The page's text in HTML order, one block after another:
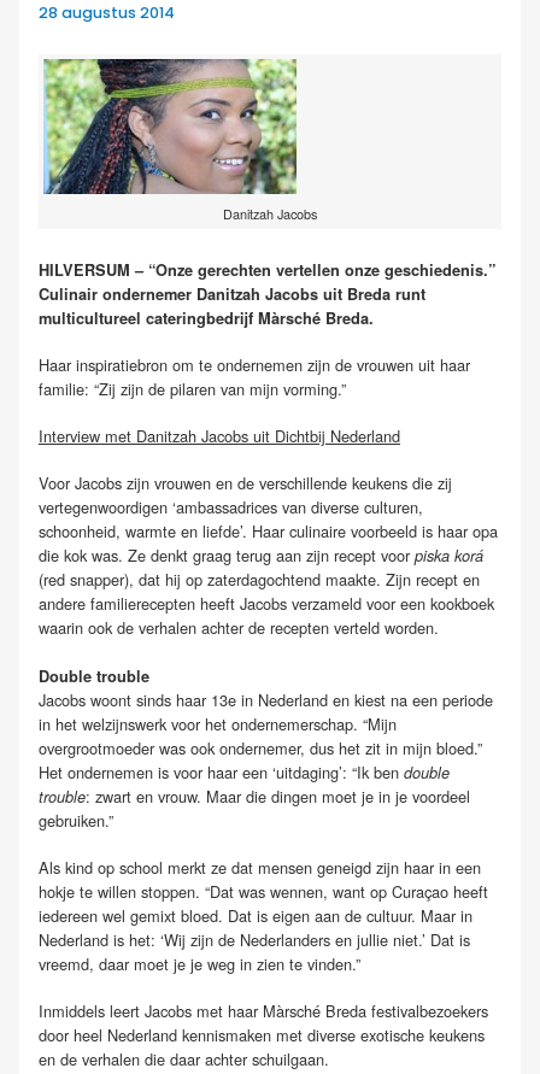
28 augustus 2014
Danitzah Jacobs
HILVERSUM – “Onze gerechten vertellen onze geschiedenis.”
Culinair ondernemer Danitzah Jacobs uit Breda runt
multicultureel cateringbedrijf Màrsché Breda.
Haar inspiratiebron om te ondernemen zijn de vrouwen uit haar
familie: “Zij zijn de pilaren van mijn vorming.”
Interview met Danitzah Jacobs uit Dichtbij Nederland
Voor Jacobs zijn vrouwen en de verschillende keukens die zij
vertegenwoordigen ‘ambassadrices van diverse culturen,
schoonheid, warmte en liefde’. Haar culinaire voorbeeld is haar opa
die kok was. Ze denkt graag terug aan zijn recept voor piska korá
(red snapper), dat hij op zaterdagochtend maakte. Zijn recept en
andere familierecepten heeft Jacobs verzameld voor een kookboek
waarin ook de verhalen achter de recepten verteld worden.
Double trouble
Jacobs woont sinds haar 13e in Nederland en kiest na een periode
in het welzijnswerk voor het ondernemerschap. “Mijn
overgrootmoeder was ook ondernemer, dus het zit in mijn bloed.”
Het ondernemen is voor haar een ‘uitdaging’: “Ik ben double
trouble: zwart en vrouw. Maar die dingen moet je in je voordeel
gebruiken.”
Als kind op school merkt ze dat mensen geneigd zijn haar in een
hokje te willen stoppen. “Dat was wennen, want op Curaçao heeft
iedereen wel gemixt bloed. Dat is eigen aan de cultuur. Maar in
Nederland is het: ‘Wij zijn de Nederlanders en jullie niet.’ Dat is
vreemd, daar moet je je weg in zien te vinden.”
Inmiddels leert Jacobs met haar Màrsché Breda festivalbezoekers
door heel Nederland kennismaken met diverse exotische keukens
en de verhalen die daar achter schuilgaan.